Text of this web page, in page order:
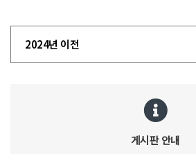
2024년 이전
게시판 안내